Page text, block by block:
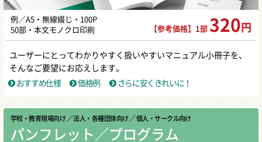
例／A5・無線綴じ・100P
50部・本文モノクロ印刷
【参考価格】1部 320 円
ユーザーにとってわかりやすく扱いやすいマニュアル小冊子を、
そんなご要望にお応えします。
おすすめ仕様
価格例 さらに安くきれいに！
学校・教育現場向け ／ 法人・各種団体向け ／ 個人・サークル向け
パンフレット／プログラム